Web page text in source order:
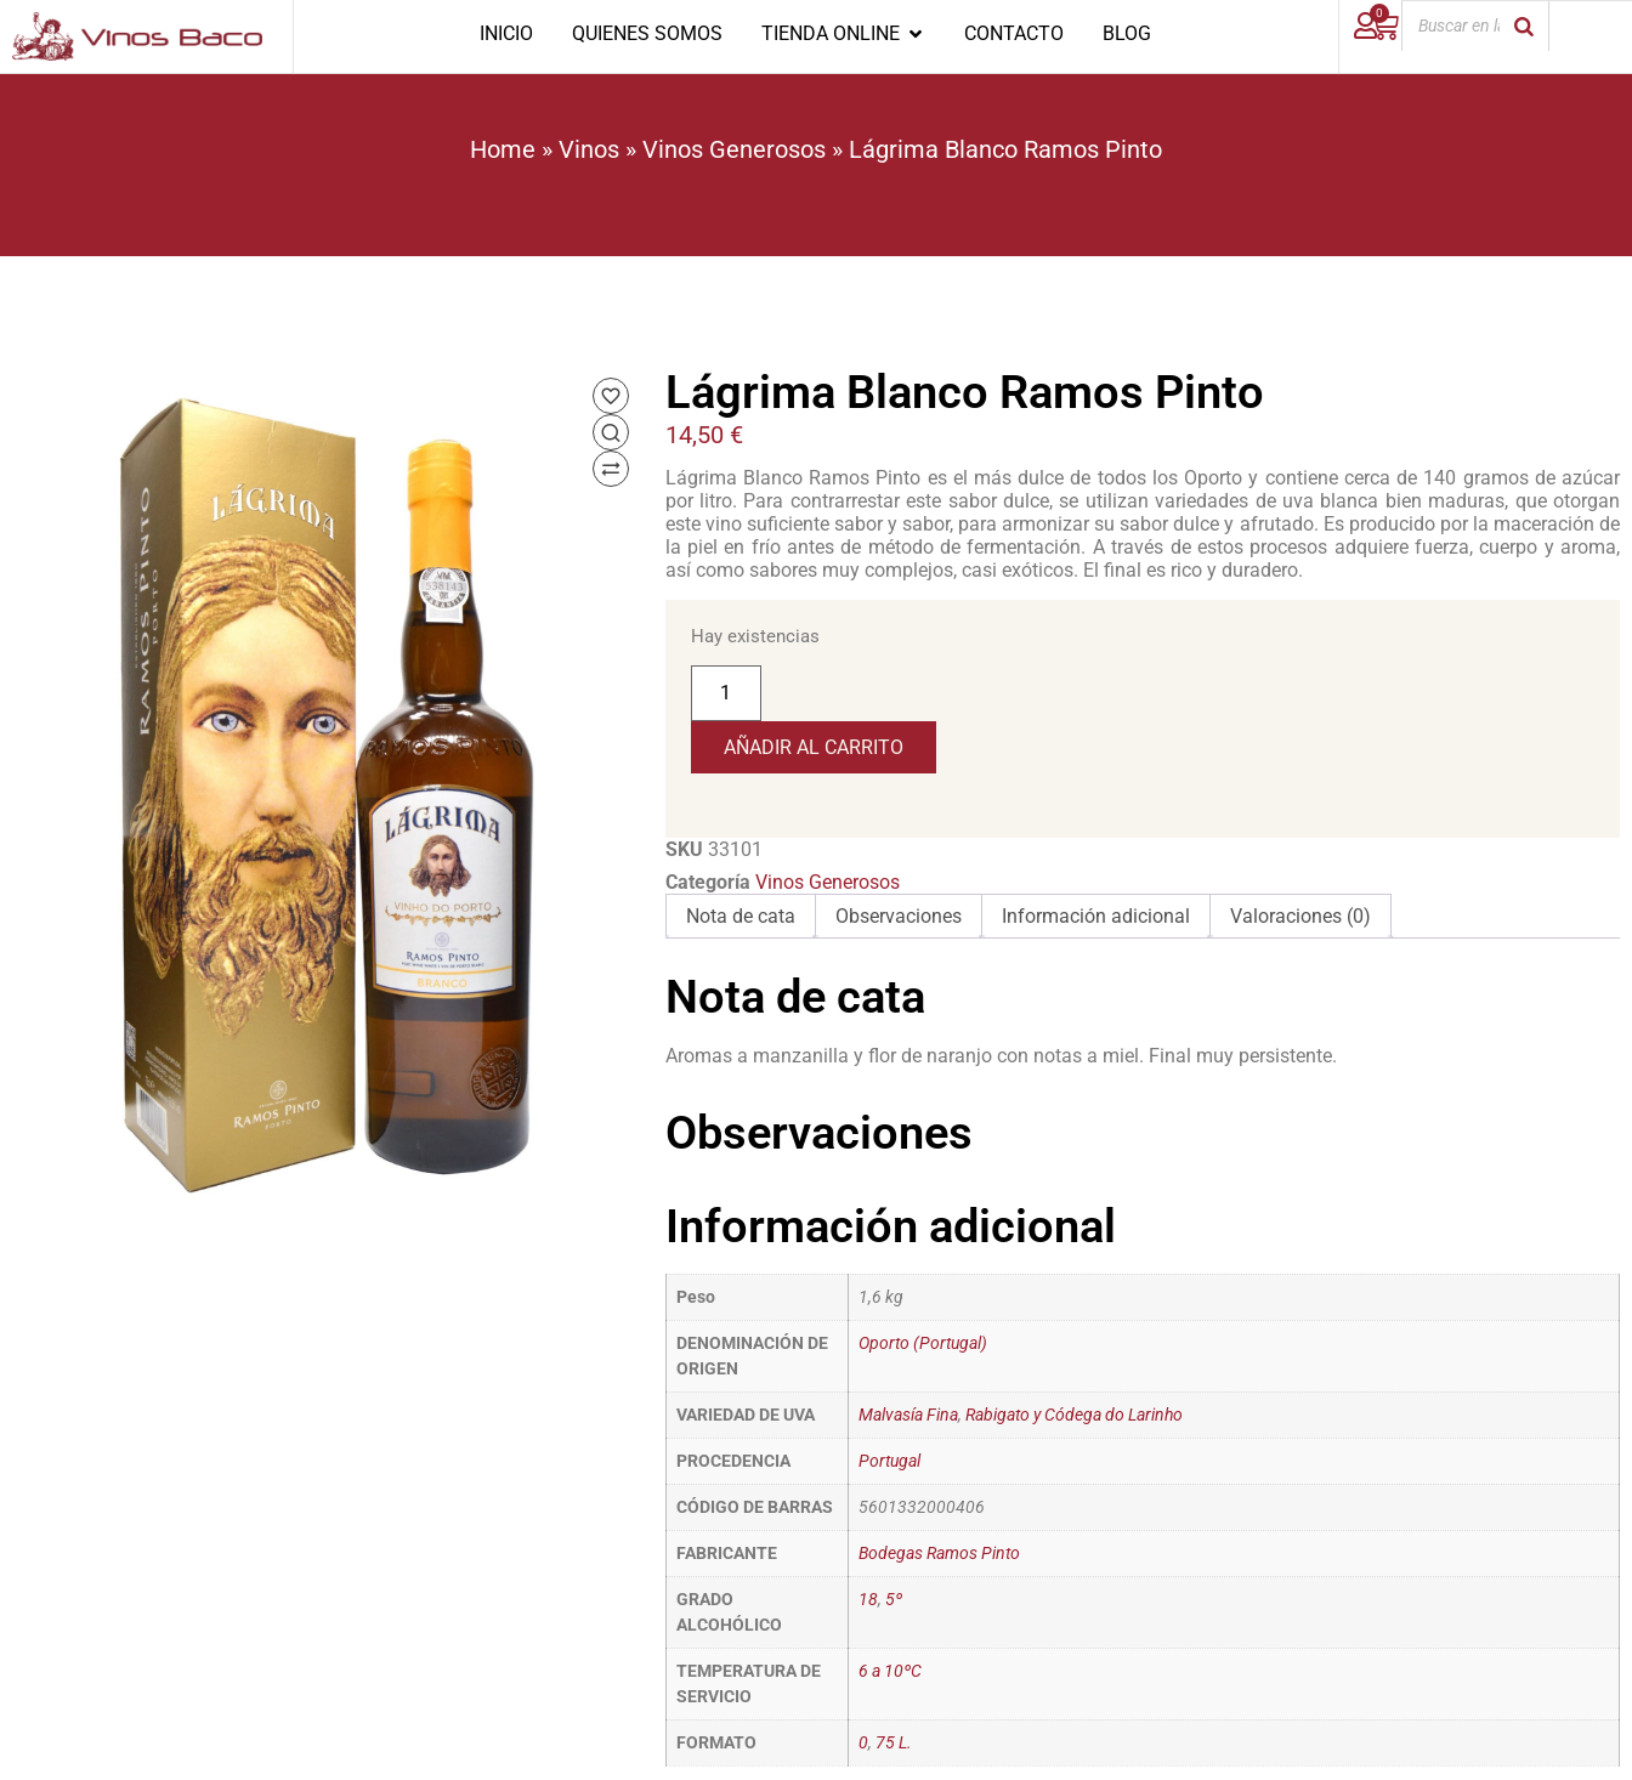
INICIO QUIENES SOMOS TIENDA ONLINE CONTACTO BLOG
0
Home » Vinos » Vinos Generosos » Lágrima Blanco Ramos Pinto
Lágrima Blanco Ramos Pinto
14,50 €
Lágrima Blanco Ramos Pinto es el más dulce de todos los Oporto y contiene cerca de 140 gramos de azúcar
por litro. Para contrarrestar este sabor dulce, se utilizan variedades de uva blanca bien maduras, que otorgan
este vino suficiente sabor y sabor, para armonizar su sabor dulce y afrutado. Es producido por la maceración de
la piel en frío antes de método de fermentación. A través de estos procesos adquiere fuerza, cuerpo y aroma,
así como sabores muy complejos, casi exóticos. El final es rico y duradero.
Hay existencias
AÑADIR AL CARRITO
SKU 33101
Categoría Vinos Generosos
Nota de cata
Observaciones Información adicional Valoraciones (0)
Nota de cata
Aromas a manzanilla y flor de naranjo con notas a miel. Final muy persistente.
Observaciones
Información adicional
Peso 1,6 kg
DENOMINACIÓN DE
ORIGEN
Oporto (Portugal)
VARIEDAD DE UVA Malvasía Fina, Rabigato y Códega do Larinho
PROCEDENCIA Portugal
CÓDIGO DE BARRAS 5601332000406
FABRICANTE Bodegas Ramos Pinto
GRADO
ALCOHÓLICO
18, 5º
TEMPERATURA DE
SERVICIO
6 a 10ºC
FORMATO 0, 75 L.